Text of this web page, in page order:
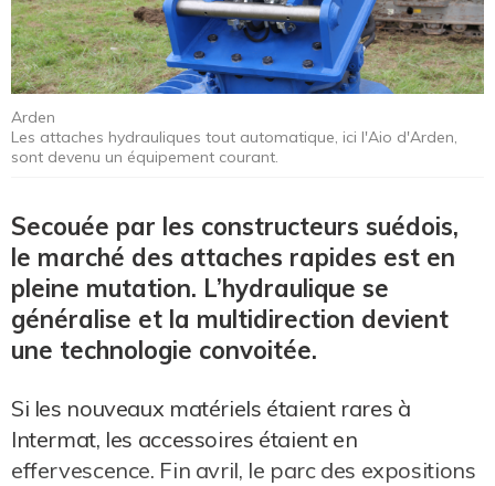
Arden
Les attaches hydrauliques tout automatique, ici l'Aio d'Arden,
sont devenu un équipement courant.
Secouée par les constructeurs suédois,
le marché des attaches rapides est en
pleine mutation. L’hydraulique se
généralise et la multidirection devient
une technologie convoitée.
Si les nouveaux matériels étaient rares à
Intermat, les accessoires étaient en
effervescence. Fin avril, le parc des expositions